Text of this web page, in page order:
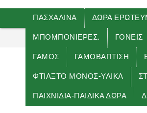
ΠΑΣΧΑΛΙΝΑ ΔΩΡΑ
ΜΠΟΜΠΟΝΙΕΡΕΣ. ΓΟΝΕΙΣ
ΓΑΜΟΣ ΓΑΜΟΒΑΠΤΙΣΗ
ΦΤΙΑΞΤΟ ΜΟΝΟΣ-ΥΛΙΚΑ
ΠΑΙΧΝΙΔΙΑ-ΠΑΙΔΙΚΑ ΔΩΡΑ
ΕΠΑΓΓΕΛΜΑΤΙΚΑ ΔΩΡΑ 2025